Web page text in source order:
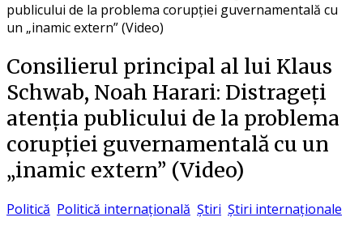
publicului de la problema corupției guvernamentală cu
un „inamic extern” (Video)
Consilierul principal al lui Klaus
Schwab, Noah Harari: Distrageți
atenția publicului de la problema
corupției guvernamentală cu un
„inamic extern” (Video)
Politică Politică internațională Știri Știri internaționale